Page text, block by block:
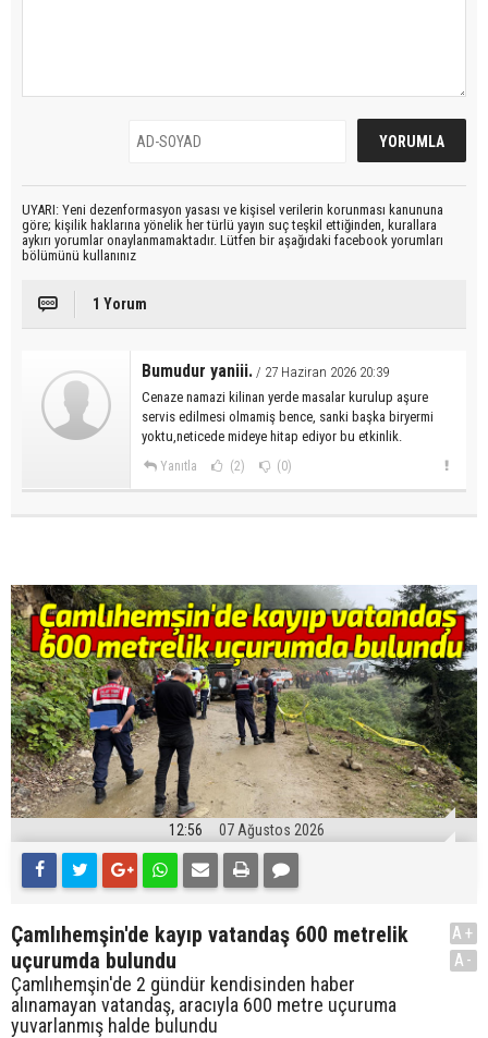
UYARI: Yeni dezenformasyon yasası ve kişisel verilerin korunması kanununa
göre; kişilik haklarına yönelik her türlü yayın suç teşkil ettiğinden, kurallara
aykırı yorumlar onaylanmamaktadır. Lütfen bir aşağıdaki facebook yorumları
bölümünü kullanınız
1 Yorum
Bumudur yaniii. / 27 Haziran 2026 20:39
Cenaze namazi kilinan yerde masalar kurulup aşure
servis edilmesi olmamiş bence, sanki başka biryermi
yoktu,neticede mideye hitap ediyor bu etkinlik.
Yanıtla (2) (0)
12:56 07 Ağustos 2026
Çamlıhemşin'de kayıp vatandaş 600 metrelik
uçurumda bulundu
Çamlıhemşin'de 2 gündür kendisinden haber
alınamayan vatandaş, aracıyla 600 metre uçuruma
yuvarlanmış halde bulundu
A+
A-